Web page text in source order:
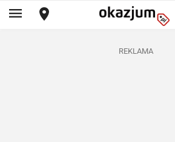
REKLAMA